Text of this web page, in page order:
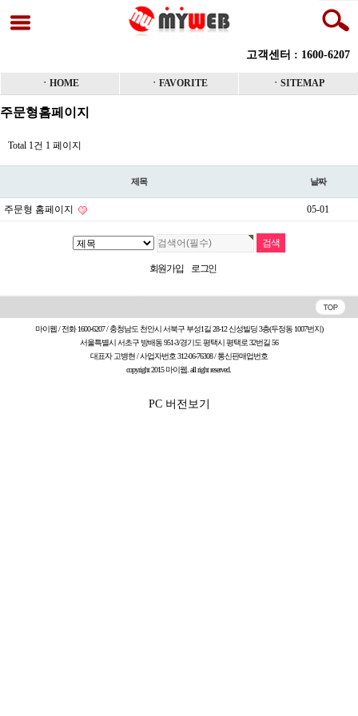
고객센터 : 1600-6207
ㆍHOME ㆍFAVORITE ㆍSITEMAP
주문형홈페이지
Total 1건 1 페이지
제목 날짜
주문형 홈페이지 05-01
회원가입 로그인
마이웹 / 전화 1600-6207 / 충청남도 천안시 서북구 부성1길 28-12 신성빌딩 3층(두정동 1007번지)
서울특별시 서초구 방배동 951-3/경기도 평택시 평택로 32번길 56
대표자 고병현 / 사업자번호 312-06-76308 /통신판매업번호
copyright 2015 마이웹. all right reserved.
PC 버전보기